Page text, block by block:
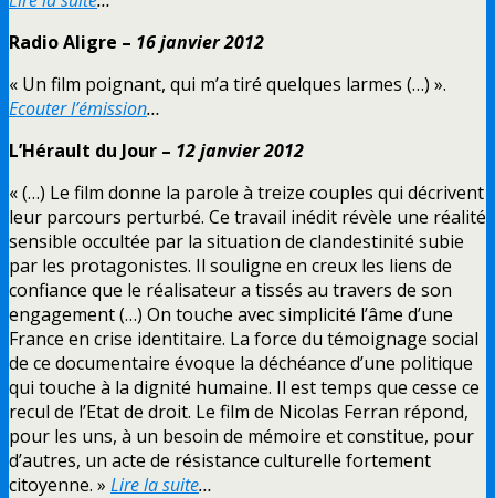
Radio Aligre – 16 janvier 2012
« Un film poignant, qui m’a tiré quelques larmes (…) ».
Ecouter l’émission…
L’Hérault du Jour – 12 janvier 2012
« (…) Le film donne la parole à treize couples qui décrivent
leur parcours perturbé. Ce travail inédit révèle une réalité
sensible occultée par la situation de clandestinité subie
par les protagonistes. Il souligne en creux les liens de
confiance que le réalisateur a tissés au travers de son
engagement (…) On touche avec simplicité l’âme d’une
France en crise identitaire. La force du témoignage social
de ce documentaire évoque la déchéance d’une politique
qui touche à la dignité humaine. Il est temps que cesse ce
recul de l’Etat de droit. Le film de Nicolas Ferran répond,
pour les uns, à un besoin de mémoire et constitue, pour
d’autres, un acte de résistance culturelle fortement
citoyenne. » Lire la suite…